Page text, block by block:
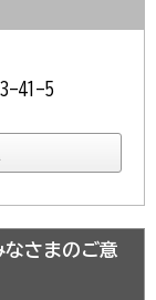
41-5
さまのご意